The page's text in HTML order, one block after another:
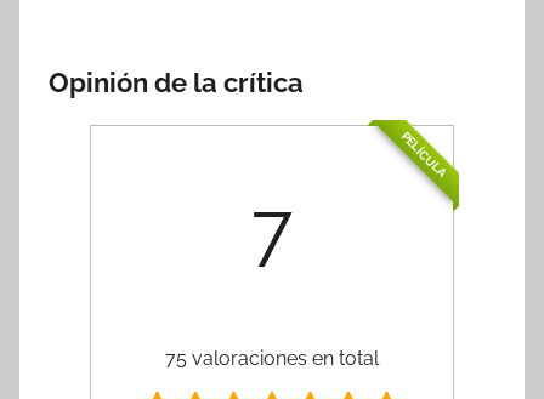
Opinión de la crítica
PELÍCULA
7
75 valoraciones en total